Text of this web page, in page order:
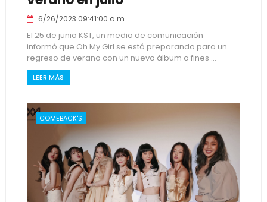
6/26/2023 09:41:00 a.m.
El 25 de junio KST, un medio de comunicación
informó que Oh My Girl se está preparando para un
regreso de verano con un nuevo álbum a fines ...
LEER MÁS
COMEBACK'S